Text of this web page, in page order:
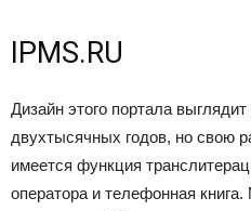
IPMS.RU
Дизайн этого портала
двухтысячных годов, но свою
имеется функция
оператора и телефонная